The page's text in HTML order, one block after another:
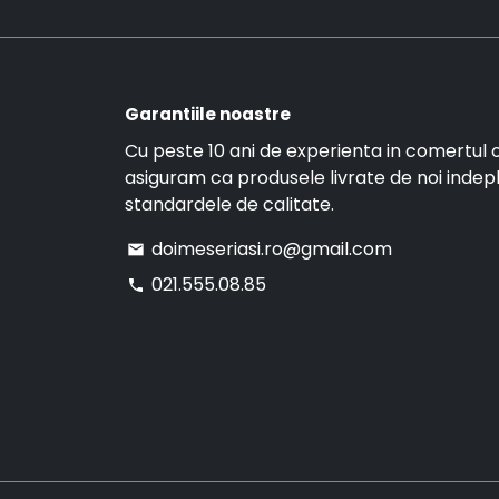
Garantiile noastre
Cu peste 10 ani de experienta in comertul
asiguram ca produsele livrate de noi
standardele de calitate.
email doimeseriasi.ro@gmail.com
phone 021.555.08.85